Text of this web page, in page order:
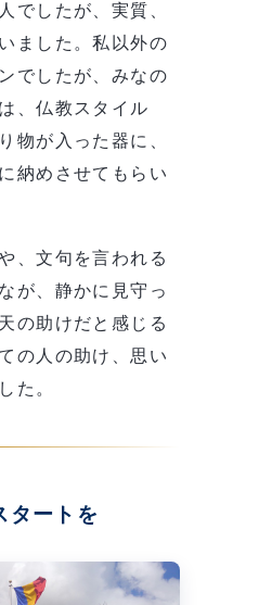
でしたが、実質、
ました。私以外の
でしたが、みなの
、仏教スタイル
物が入った器に、
納めさせてもらい
、文句を言われる
が、静かに見守っ
の助けだと感じる
の人の助け、思い
た。
タートを